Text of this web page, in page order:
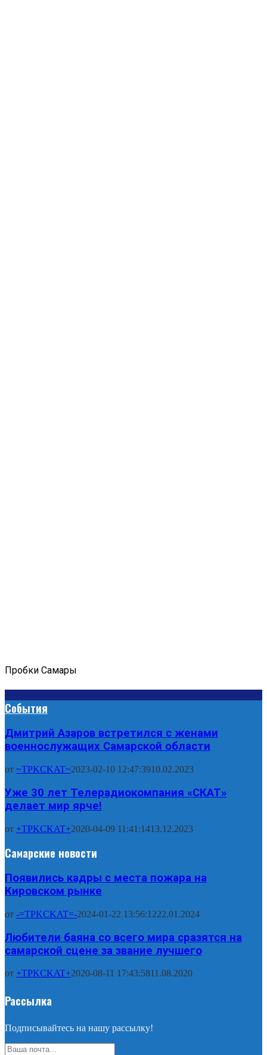
Пробки Самары
События
Дмитрий Азаров встретился с женами
военнослужащих Самарской области
от ~TPKCKAT~2023-02-10 12:47:3910.02.2023
Уже 30 лет Телерадиокомпания «СКАТ»
делает мир ярче!
от +TPKCKAT+2020-04-09 11:41:1413.12.2023
Самарские новости
Появились кадры с места пожара на
Кировском рынке
от -=TPKCKAT=-2024-01-22 13:56:1222.01.2024
Любители баяна со всего мира сразятся на
самарской сцене за звание лучшего
от +TPKCKAT+2020-08-11 17:43:5811.08.2020
Рассылка
Подписывайтесь на нашу рассылку!